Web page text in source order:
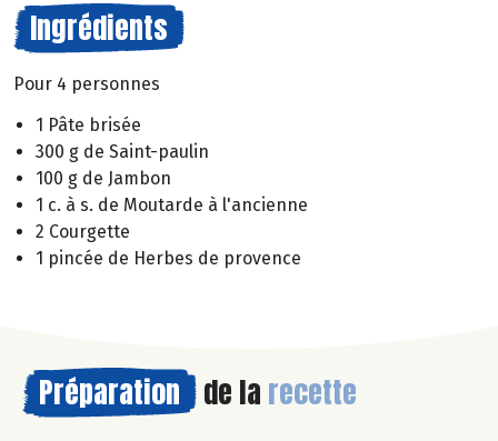
Ingrédients
Pour 4 personnes
1 Pâte brisée
300 g de Saint-paulin
100 g de Jambon
1 c. à s. de Moutarde à l'ancienne
2 Courgette
1 pincée de Herbes de provence
Préparation de la recette